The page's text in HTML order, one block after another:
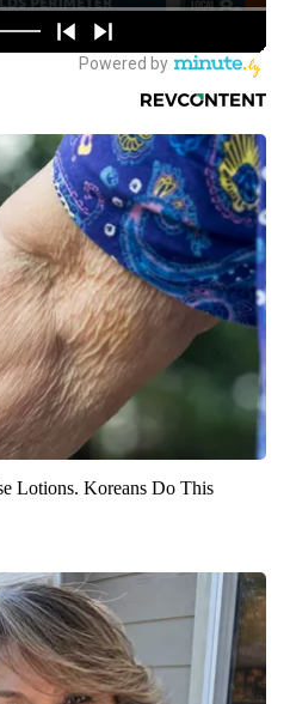
Lotions. Koreans Do This